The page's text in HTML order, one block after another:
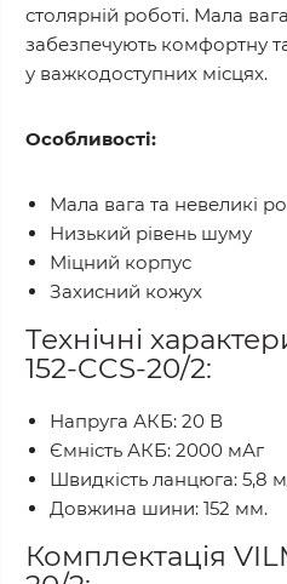
столярній роботі. Мала
забезпечують комфортну
у важкодоступних місцях.
Особливості:
Мала вага та невеликі
Низький рівень шуму
Міцний корпус
Захисний кожух
Технічні
152-CCS-20/2:
Напруга АКБ: 20 В
Ємність АКБ: 2000 мАг
Швидкість ланцюга: 5,8
Довжина шини: 152 мм.
Комплектація